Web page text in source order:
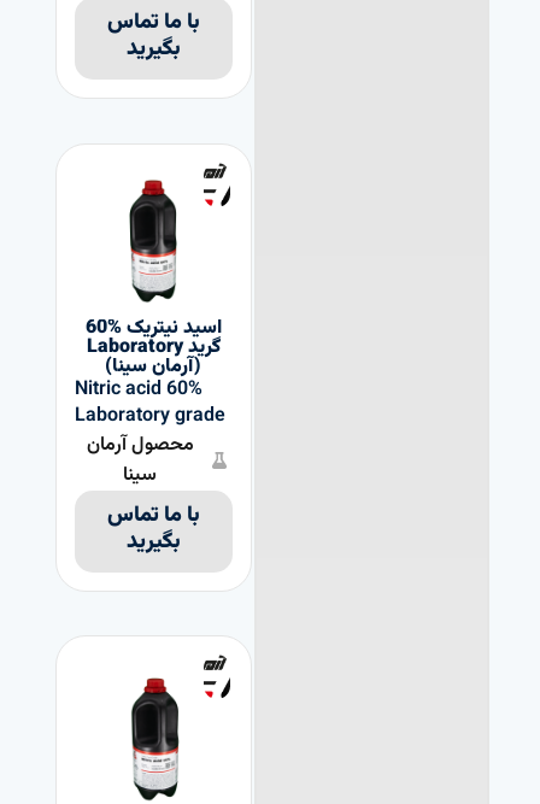
با ما تماس
بگیرید
اسید نیتریک %60
گرید Laboratory
(آرمان سینا)
Nitric acid 60%
Laboratory grade
محصول آرمان
سینا
با ما تماس
بگیرید